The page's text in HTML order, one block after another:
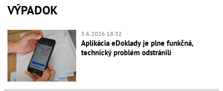
VÝPADOK
3.6.2026 18:32
Aplikácia eDoklady je plne funkčná,
technický problém odstránili